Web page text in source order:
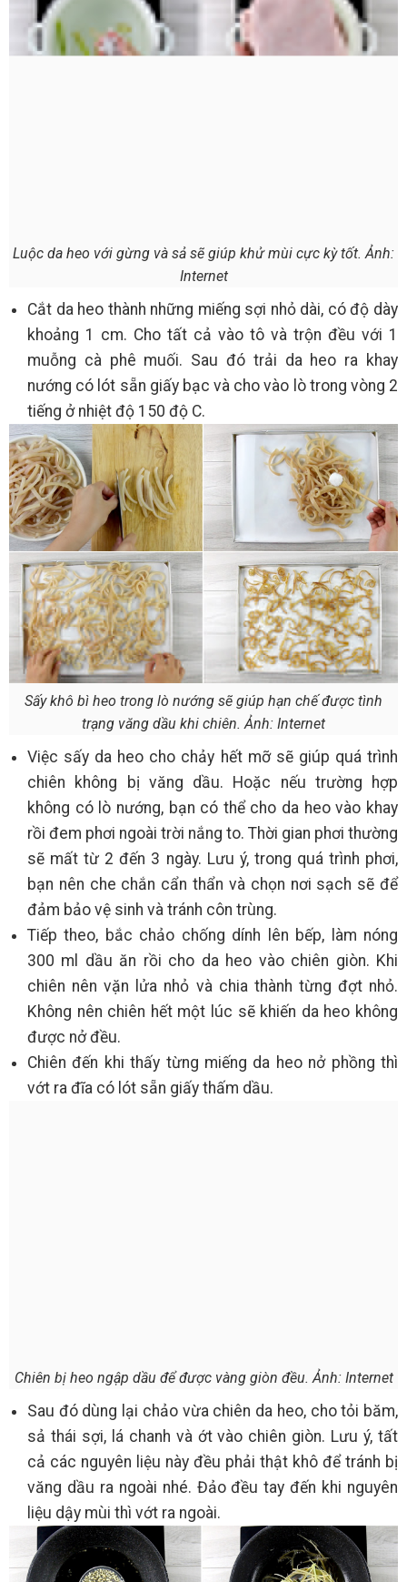
Luộc da heo với gừng và sả sẽ giúp khử mùi cực kỳ tốt. Ảnh:
Internet
Cắt da heo thành những miếng sợi nhỏ dài, có độ dày
khoảng 1 cm. Cho tất cả vào tô và trộn đều với 1
muỗng cà phê muối. Sau đó trải da heo ra khay
nướng có lót sẵn giấy bạc và cho vào lò trong vòng 2
tiếng ở nhiệt độ 150 độ C.
Sấy khô bì heo trong lò nướng sẽ giúp hạn chế được tình
trạng văng dầu khi chiên. Ảnh: Internet
Việc sấy da heo cho chảy hết mỡ sẽ giúp quá trình
chiên không bị văng dầu. Hoặc nếu trường hợp
không có lò nướng, bạn có thể cho da heo vào khay
rồi đem phơi ngoài trời nắng to. Thời gian phơi thường
sẽ mất từ 2 đến 3 ngày. Lưu ý, trong quá trình phơi,
bạn nên che chắn cẩn thẩn và chọn nơi sạch sẽ để
đảm bảo vệ sinh và tránh côn trùng.
Tiếp theo, bắc chảo chống dính lên bếp, làm nóng
300 ml dầu ăn rồi cho da heo vào chiên giòn. Khi
chiên nên vặn lửa nhỏ và chia thành từng đợt nhỏ.
Không nên chiên hết một lúc sẽ khiến da heo không
được nở đều.
Chiên đến khi thấy từng miếng da heo nở phồng thì
vớt ra đĩa có lót sẵn giấy thấm dầu.
Chiên bị heo ngập dầu để được vàng giòn đều. Ảnh: Internet
Sau đó dùng lại chảo vừa chiên da heo, cho tỏi băm,
sả thái sợi, lá chanh và ớt vào chiên giòn. Lưu ý, tất
cả các nguyên liệu này đều phải thật khô để tránh bị
văng dầu ra ngoài nhé. Đảo đều tay đến khi nguyên
liệu dậy mùi thì vớt ra ngoài.